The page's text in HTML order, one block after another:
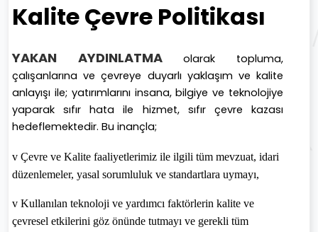
Kalite Çevre Politikası
YAKAN AYDINLATMAolarak topluma,
çalışanlarına ve çevreye duyarlı yaklaşım ve kalite
anlayışı ile; yatırımlarını insana, bilgiye ve teknolojiye
yaparak sıfır hata ile hizmet, sıfır çevre kazası
hedeflemektedir. Bu inançla;
v Çevre ve Kalite faaliyetlerimiz ile ilgili tüm mevzuat, idari
düzenlemeler, yasal sorumluluk ve standartlara uymayı,
v Kullanılan teknoloji ve yardımcı faktörlerin kalite ve
çevresel etkilerini göz önünde tutmayı ve gerekli tüm